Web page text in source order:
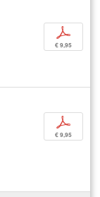
p
€ 9,95
p
€ 9,95